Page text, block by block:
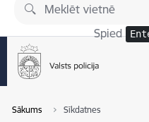
Pāriet uz lapas saturu
Spied
Sākums Sīkdatnes